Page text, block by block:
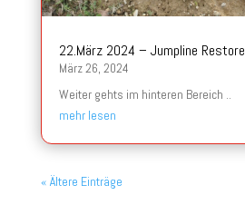
22.März 2024 – Jumpline Restore
März 26, 2024
Weiter gehts im hinteren Bereich ..
mehr lesen
« Ältere Einträge